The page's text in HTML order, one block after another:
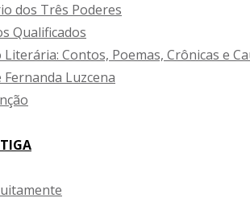
dos Três Poderes
Qualificados
Contos, Poemas, Crônicas e
Luzcena